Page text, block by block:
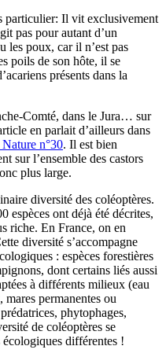
particulier: Il vit exclusivement
pas pour autant d’un
les poux, car il n’est pas
poils de son hôte, il se
présents dans la
Comté, dans le Jura… sur
en parlait d’ailleurs dans
n°30. Il est bien
sur l’ensemble des castors
plus large.
diversité des coléoptères.
espèces ont déjà été décrites,
riche. En France, on en
diversité s’accompagne
: espèces forestières
dont certains liés aussi
à différents milieux (eau
permanentes ou
phytophages,
de coléoptères se
différentes !